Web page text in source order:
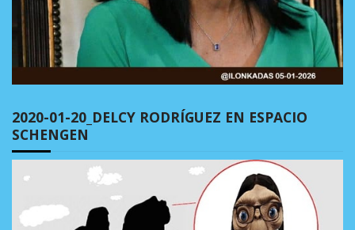
2020-01-20_DELCY RODRÍGUEZ EN ESPACIO
SCHENGEN